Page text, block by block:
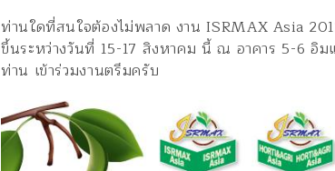
ท่านใดที่สนใจต้องไม่พลาด งาน ISRMAX Asia
ขึ้นระหว่างวันที่ 15-17 สิงหาคม นี้ ณ อาคาร 5-6 อิ
ท่าน เข้าร่วมงานตรึมครับ